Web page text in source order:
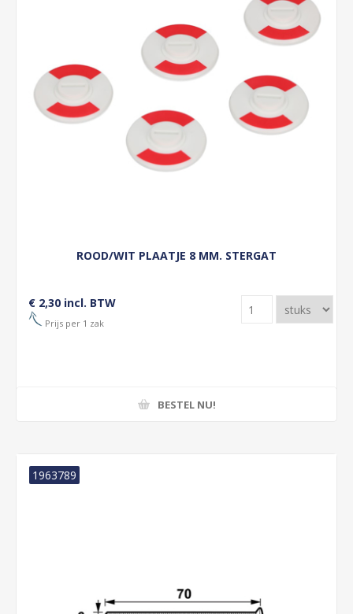
ROOD/WIT PLAATJE 8 MM. STERGAT
€ 2,30 incl. BTW
Prijs per 1 zak
BESTEL NU!
1963789